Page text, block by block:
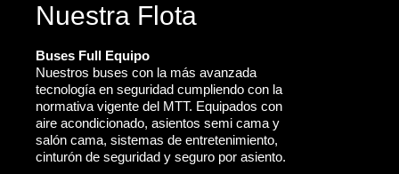
Nuestra Flota
Buses Full Equipo
Nuestros buses con la más avanzada
tecnología en seguridad cumpliendo con la
normativa vigente del MTT. Equipados con
aire acondicionado, asientos semi cama y
salón cama, sistemas de entretenimiento,
cinturón de seguridad y seguro por asiento.